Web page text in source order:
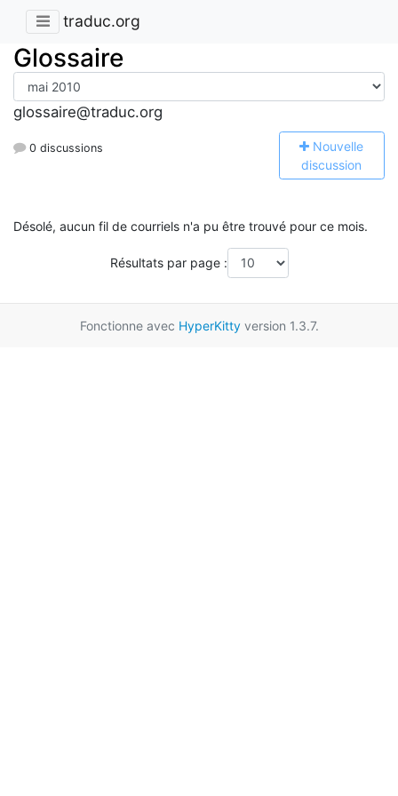
traduc.org
Glossaire
glossaire@traduc.org
0 discussions Nouvelle
discussion
Désolé, aucun fil de courriels n'a pu être trouvé pour ce mois.
Résultats par page :
Fonctionne avec HyperKittyversion 1.3.7.